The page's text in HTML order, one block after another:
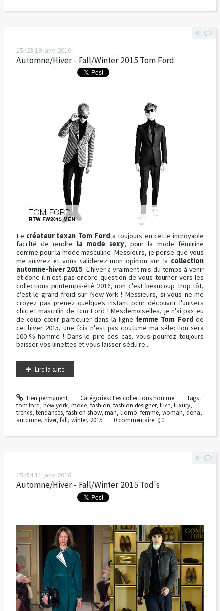
15h23 19 janv. 2016
Automne/Hiver - Fall/Winter 2015 Tom Ford
Le créateur texan Tom Ford a toujours eu cette incroyable
faculté de rendre la mode sexy, pour la mode féminine
comme pour la mode masculine. Messieurs, je pense que vous
me suivrez et vous validerez mon opinion sur la collection
automne-hiver 2015. L'hiver a vraiment mis du temps à venir
et donc il n'est pas encore question de vous tourner vers les
collections printemps-été 2016, non c'est beaucoup trop tôt,
c'est le grand froid sur New-York ! Messieurs, si vous ne me
croyez pas prenez quelques instant pour découvrir l'univers
chic et masculin de Tom Ford ! Mesdemoiselles, je n'ai pas eu
de coup cœur particulier dans la ligne femme Tom Ford de
cet hiver 2015, une fois n'est pas coutume ma sélection sera
100 % homme ! Dans le pire des cas, vous pourrez toujours
baisser vos lunettes et vous laisser séduire...
Lire la suite
Lien permanent Catégories : Les collections homme
Tags :
tom ford, new-york, mode, fashion, fashion designer, luxe, luxury,
trends, tendances, fashion show, man, uomo, femme, woman, dona,
automne, hiver, fall, winter, 2015
0
0commentaire
15h5411 janv. 2016
Automne/Hiver - Fall/Winter 2015 Tod's
0